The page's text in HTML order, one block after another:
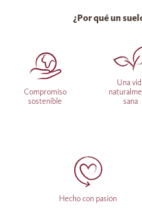
¿Por qué un
Compromiso
sostenible
Una
sana
Hecho con pasión